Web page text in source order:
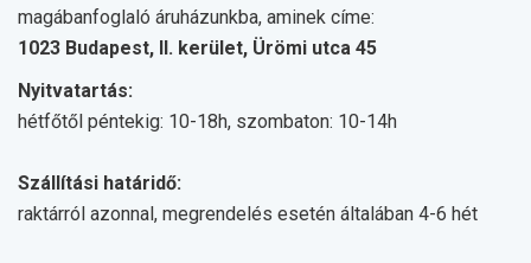
magábanfoglaló áruházunkba, aminek címe:
1023 Budapest, II. kerület, Ürömi utca 45
Nyitvatartás:
hétfőtől péntekig: 10-18h, szombaton: 10-14h
Szállítási határidő:
raktárról azonnal, megrendelés esetén általában 4-6 hét